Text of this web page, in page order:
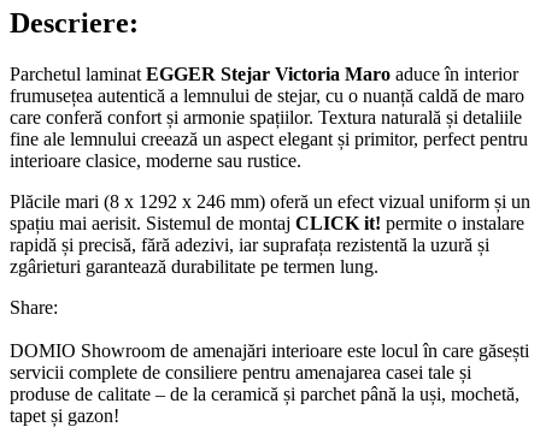
Descriere:
Parchetul laminat EGGER Stejar Victoria Maro aduce în interior
frumusețea autentică a lemnului de stejar, cu o nuanță caldă de maro
care conferă confort și armonie spațiilor. Textura naturală și detaliile
fine ale lemnului creează un aspect elegant și primitor, perfect pentru
interioare clasice, moderne sau rustice.
Plăcile mari (8 x 1292 x 246 mm) oferă un efect vizual uniform și un
spațiu mai aerisit. Sistemul de montaj CLICK it! permite o instalare
rapidă și precisă, fără adezivi, iar suprafața rezistentă la uzură și
zgârieturi garantează durabilitate pe termen lung.
Share:
DOMIO Showroom de amenajări interioare este locul în care găsești
servicii complete de consiliere pentru amenajarea casei tale și
produse de calitate – de la ceramică și parchet până la uși, mochetă,
tapet și gazon!